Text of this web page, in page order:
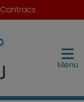
Contracs
Menu